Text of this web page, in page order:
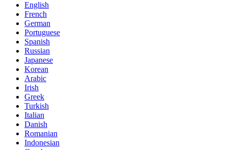
English
French
German
Portuguese
Spanish
Russian
Japanese
Korean
Arabic
Irish
Greek
Turkish
Italian
Danish
Romanian
Indonesian